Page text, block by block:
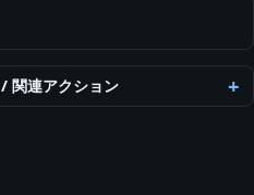
/関連アクション